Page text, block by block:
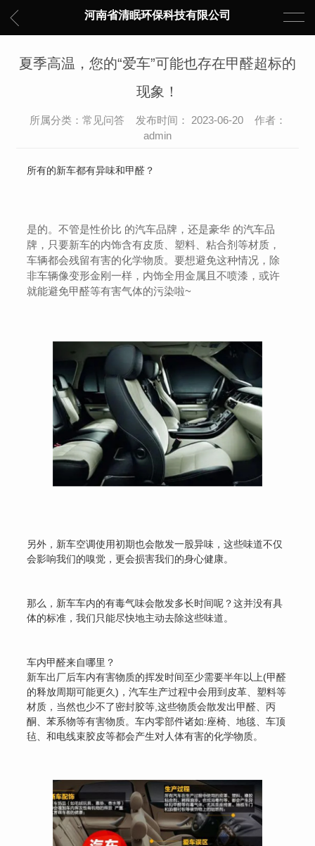
河南省清眠环保科技有限公司
夏季高温，您的“爱车”可能也存在甲醛超标的
现象！
所属分类：常见问答 发布时间： 2023-06-20 作者：
admin
所有的新车都有异味和甲醛？
是的。不管是性价比 的汽车品牌，还是豪华 的汽车品
牌，只要新车的内饰含有皮质、塑料、粘合剂等材质，
车辆都会残留有害的化学物质。要想避免这种情况，除
非车辆像变形金刚一样，内饰全用金属且不喷漆，或许
就能避免甲醛等有害气体的污染啦~
另外，新车空调使用初期也会散发一股异味，这些味道不仅
会影响我们的嗅觉，更会损害我们的身心健康。
那么，新车车内的有毒气味会散发多长时间呢？这并没有具
体的标准，我们只能尽快地主动去除这些味道。
车内甲醛来自哪里？
‍新车出厂后车内有害物质的挥发时间至少需要半年以上(甲醛
的释放周期可能更久)，汽车生产过程中会用到皮革、塑料等
材质，当然也少不了密封胶等,这些物质会散发出甲醛、丙
酮、苯系物等有害物质。车内零部件诸如:座椅、地毯、车顶
毡、和电线束胶皮等都会产生对人体有害的化学物质。